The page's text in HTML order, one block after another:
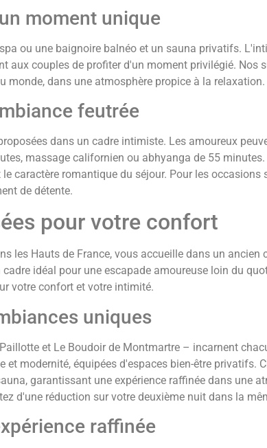
moment unique
ou une baignoire balnéo et un sauna privatifs.
aux couples de profiter d'un moment privilégié. Nos
monde, dans une atmosphère propice à la relaxation.
feutrée
dans un cadre intimiste. Les amoureux
massage californien ou abhyanga de 55 minutes.
caractère romantique du séjour. Pour les occasions
de détente.
pour votre confort
les Hauts de France, vous accueille dans un ancien
idéal pour une escapade amoureuse loin du
votre confort et votre intimité.
uniques
et Le Boudoir de Montmartre – incarnent
modernité, équipées d'espaces bien-être privatifs.
garantissant une expérience raffinée dans une
d'une réduction sur votre deuxième nuit dans la
raffinée